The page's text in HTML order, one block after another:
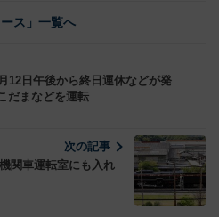
ース」一覧へ
12日午後から終日運休などが発
だまなどを運転
次の記事
関車運転室にも入れ